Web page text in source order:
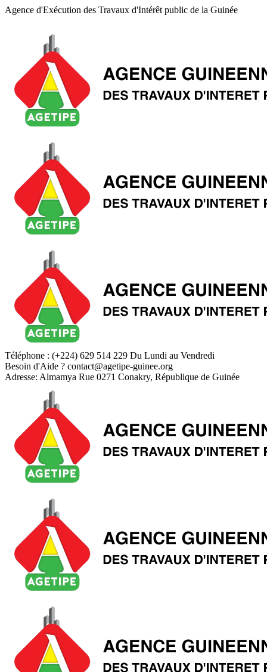
Agence d'Exécution des Travaux d'Intérêt public de la Guinée
Téléphone : (+224) 629 514 229 Du Lundi au Vendredi
Besoin d'Aide ? contact@agetipe-guinee.org
Adresse: Almamya Rue 0271 Conakry, République de Guinée